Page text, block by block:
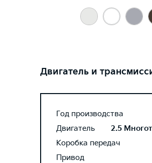
Двигатель и
Год производства
Двигатель
2.5
Коробка передач
Привод